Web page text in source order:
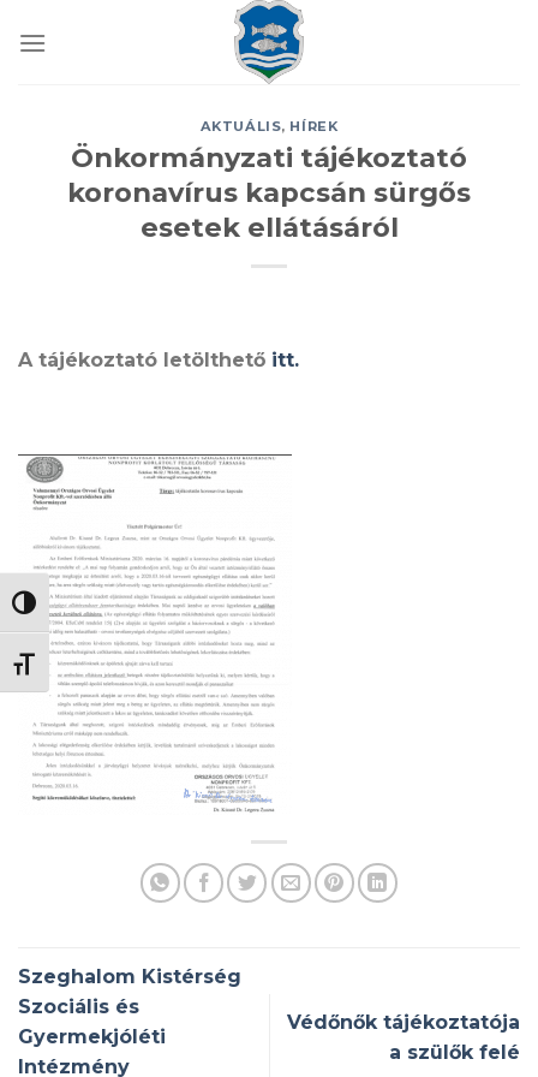
NAGY KONTRASZT VÁLTÁSA
BETŰMÉRET VÁLTÁSA
AKTUÁLIS, HÍREK
Önkormányzati tájékoztató
koronavírus kapcsán sürgős
esetek ellátásáról
A tájékoztató letölthető itt.
Szeghalom Kistérség
Szociális és
Gyermekjóléti
Intézmény
Védőnők tájékoztatója
a szülők felé